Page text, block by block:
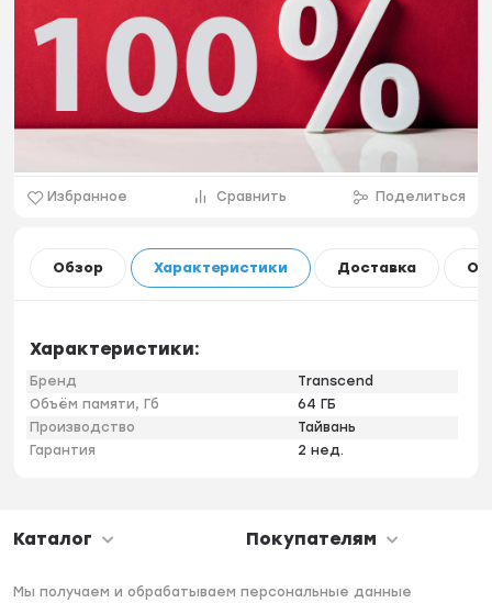
Избранное Сравнить Поделиться
Обзор Характеристики Доставка
Характеристики:
Бренд
Transcend
Объём памяти, Гб
64 ГБ
Производство
Тайвань
Гарантия
2 нед.
Каталог Покупателям
Мы получаем и обрабатываем персональные данные